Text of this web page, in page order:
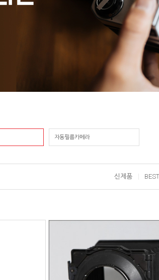
자동필름카메라
신제품 BEST